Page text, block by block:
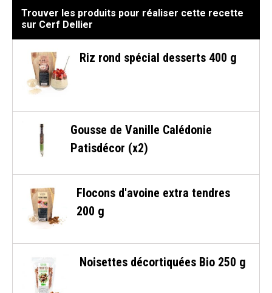
Trouver les produits pour réaliser cette recette
sur Cerf Dellier
Riz rond spécial desserts 400 g
Gousse de Vanille Calédonie
Patisdécor (x2)
Flocons d'avoine extra tendres
200 g
Noisettes décortiquées Bio 250 g